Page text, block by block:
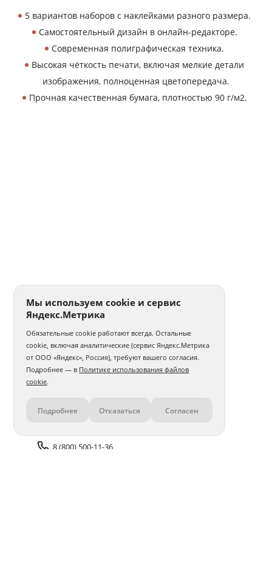
5 вариантов наборов с наклейками разного размера.
Самостоятельный дизайн в онлайн-редакторе.
Современная полиграфическая техника.
Высокая чёткость печати, включая мелкие детали
изображения, полноценная цветопередача.
Прочная качественная бумага, плотностью 90 г/м2.
Контакты
8 (800) 500-11-36
Мы используем cookie и сервис
Яндекс.Метрика
Обязательные cookie работают всегда. Остальные
cookie, включая аналитические (сервис Яндекс.Метрика
от ООО «Яндекс», Россия), требуют вашего согласия.
Подробнее — в Политике использования файлов
cookie.
Подробнее Отказаться Согласен